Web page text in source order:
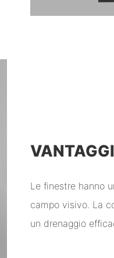
Le finestre hanno
campo visivo. La
un drenaggio